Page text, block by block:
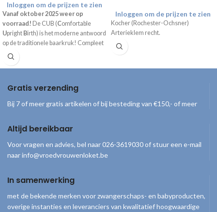
Inloggen om de prijzen te zien
Vanaf oktober 2025 weer op
voorraad! De CUB (Comfortable
Upright Birth) is het moderne antwoord
op de traditionele baarkruk! Compleet
geleverd inclusief draagtas, handpomp
en gebruiksaanwijzing.
Inloggen om de prijzen te zien
Kocher (Rochester-Ochsner)
Arterieklem recht.
Gratis verzending
Bij 7 of meer gratis artikelen of bij besteding van €150,- of meer
Altijd bereikbaar
Voor vragen en advies, bel naar 026-3619030 of stuur een e-mail
naar info@vroedvrouwenloket.be
In samenwerking
met de bekende merken voor zwangerschaps- en babyproducten,
overige instanties en leveranciers van kwalitatief hoogwaardige